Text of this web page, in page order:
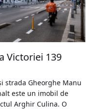
Victoriei 139
strada Gheorghe Manu
este un imobil de
Arghir Culina. O